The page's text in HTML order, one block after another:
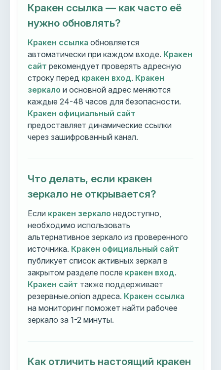
Кракен ссылка — как часто её
нужно обновлять?
Кракен ссылка обновляется
автоматически при каждом входе. Кракен
сайт рекомендует проверять адресную
строку перед кракен вход. Кракен
зеркало и основной адрес меняются
каждые 24-48 часов для безопасности.
Кракен официальный сайт
предоставляет динамические ссылки
через зашифрованный канал.
Что делать, если кракен
зеркало не открывается?
Если кракен зеркало недоступно,
необходимо использовать
альтернативное зеркало из проверенного
источника. Кракен официальный сайт
публикует список активных зеркал в
закрытом разделе после кракен вход.
Кракен сайт также поддерживает
резервные.onion адреса. Кракен ссылка
на мониторинг поможет найти рабочее
зеркало за 1-2 минуты.
Как отличить настоящий кракен